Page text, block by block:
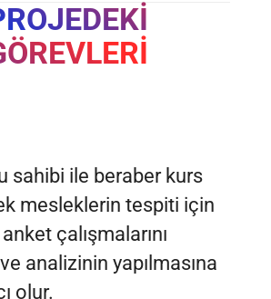
sahibi ile beraber kurs
mesleklerin tespiti için
çalışmalarını
analizinin yapılmasına
olur.